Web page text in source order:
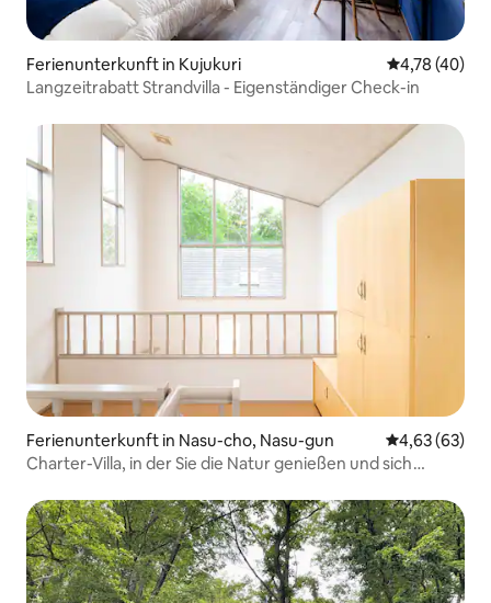
Ferienunterkunft in Kujukuri
4,78 (40)
Langzeitrabatt Strandvilla - Eigenständiger Check-in
Ferienunterkunft in Nasu-cho, Nasu-gun
4,63 (63)
Charter-Villa, in der Sie die Natur genießen und sich
Sehenswürdigkeiten, Grillen auch bei Regen möglich | S
Villa Nasu 11th